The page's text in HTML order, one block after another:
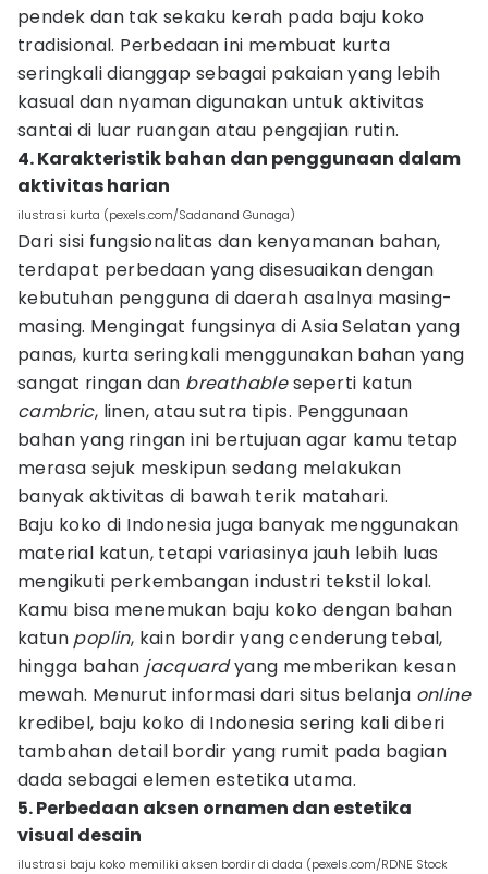
pendek dan tak sekaku kerah pada baju koko
tradisional. Perbedaan ini membuat kurta
seringkali dianggap sebagai pakaian yang lebih
kasual dan nyaman digunakan untuk aktivitas
santai di luar ruangan atau pengajian rutin.
4. Karakteristik bahan dan penggunaan dalam
aktivitas harian
ilustrasi kurta (pexels.com/Sadanand Gunaga)
Dari sisi fungsionalitas dan kenyamanan bahan,
terdapat perbedaan yang disesuaikan dengan
kebutuhan pengguna di daerah asalnya masing-
masing. Mengingat fungsinya di Asia Selatan yang
panas, kurta seringkali menggunakan bahan yang
sangat ringan dan breathableseperti katun
cambric, linen, atau sutra tipis. Penggunaan
bahan yang ringan ini bertujuan agar kamu tetap
merasa sejuk meskipun sedang melakukan
banyak aktivitas di bawah terik matahari.
Baju koko di Indonesia juga banyak menggunakan
material katun, tetapi variasinya jauh lebih luas
mengikuti perkembangan industri tekstil lokal.
Kamu bisa menemukan baju koko dengan bahan
katun poplin, kain bordir yang cenderung tebal,
hingga bahan jacquardyang memberikan kesan
mewah. Menurut informasi dari situs belanja online
kredibel, baju koko di Indonesia sering kali diberi
tambahan detail bordir yang rumit pada bagian
dada sebagai elemen estetika utama.
5. Perbedaan aksen ornamen dan estetika
visual desain
ilustrasi baju koko memiliki aksen bordir di dada (pexels.com/RDNE Stock